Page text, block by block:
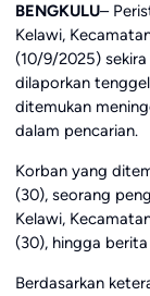
BENGKULU–
Kelawi,
(10/9/2025)
dilaporkan
ditemukan
dalam pencarian.
Korban yang
(30), seorang
Kelawi,
(30), hingga
Berdasarkan